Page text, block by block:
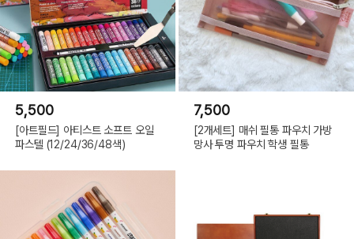
5,500
[아트필드] 아티스트 소프트 오일
파스텔 (12/24/36/48색)
7,500
[2개세트] 매쉬 필통 파우치 가방
망사 투명 파우치 학생 필통